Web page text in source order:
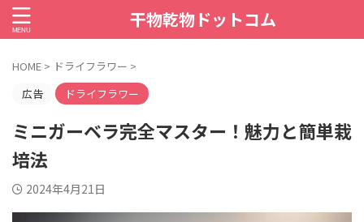
干物乾物ドットコム
HOME > ドライフラワー >
広告
ドライフラワー
ミニガーベラ完全マスター！魅力と簡単栽
培法
2024年4月21日